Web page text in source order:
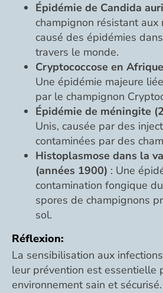
Épidémie de Candida
champignon résistant aux
causé des épidémies
travers le monde.
Cryptococcose en
Une épidémie majeure
par le champignon
Épidémie de méningite
Unis, causée par des
contaminées par des
Histoplasmose dans la
(années 1900) : Une
contamination fongique
spores de champignons
sol.
Réflexion:
La sensibilisation aux
leur prévention est essentielle
environnement sain et sécurisé.